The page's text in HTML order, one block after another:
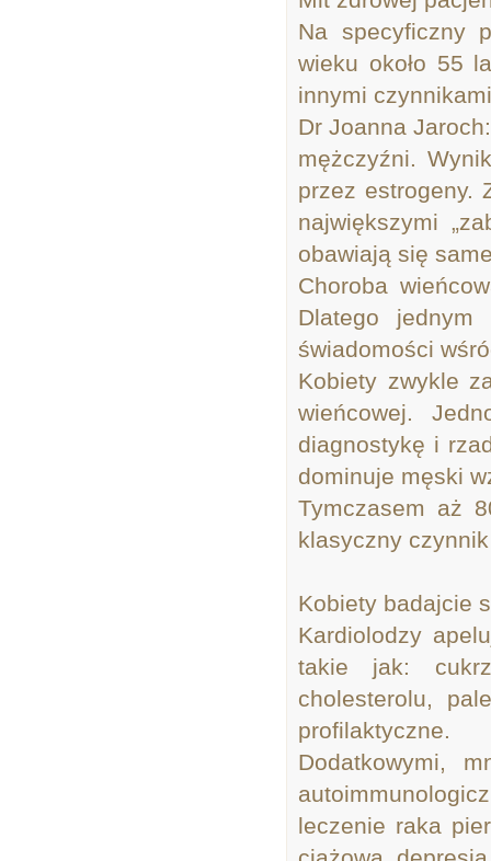
Na specyficzny
wieku około 55
innymi
Dr Joanna
mężczyźni.
przez estrogeny.
największymi
obawiają się
Choroba
Dlatego jednym
świadomości
Kobiety zwykle
wieńcowej.
diagnostykę i
dominuje męski
Tymczasem aż
klasyczny
Kobiety badajcie
Kardiolodzy
takie jak:
cholesterolu,
profilaktyczne.
Dodatkowymi,
leczenie raka